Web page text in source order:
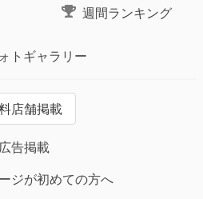
週間ランキング
トギャラリー
店舗掲載
広告掲載
ジが初めての方へ